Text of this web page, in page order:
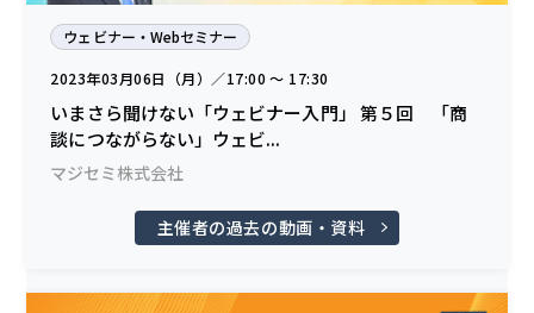
ウェビナー・Webセミナー
2023年03月06日（月）／17:00 〜 17:30
いまさら聞けない「ウェビナー入門」 第５回 「商
談につながらない」ウェビ...
マジセミ株式会社
主催者の過去の動画・資料